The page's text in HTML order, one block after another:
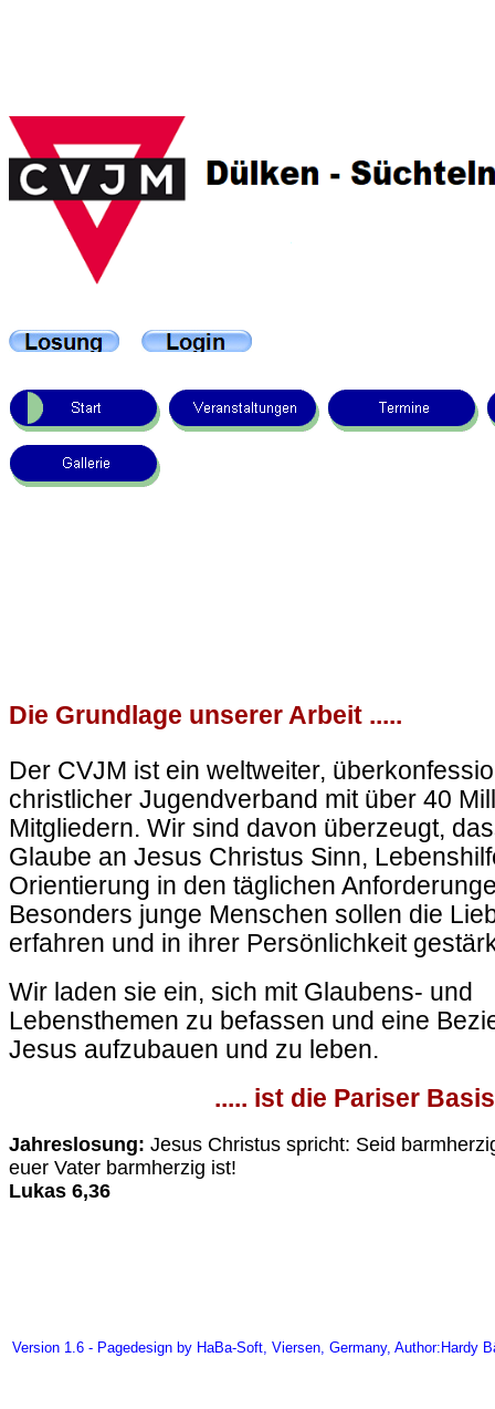
Die Grundlage unserer Arbeit .....
Der CVJM ist ein weltweiter,
christlicher Jugendverband mit über 40
Mitgliedern. Wir sind davon überzeugt,
Glaube an Jesus Christus Sinn,
Orientierung in den täglichen
Besonders junge Menschen sollen die
erfahren und in ihrer Persönlichkeit
Wir laden sie ein, sich mit Glaubens- und
Lebensthemen zu befassen und eine
Jesus aufzubauen und zu leben.
..... ist die Pariser Basis
Jahreslosung: Jesus Christus spricht: Seid
euer Vater barmherzig ist!
Lukas 6,36
Version 1.6 - Pagedesign by HaBa-Soft, Viersen, Germany, Author:Hardy